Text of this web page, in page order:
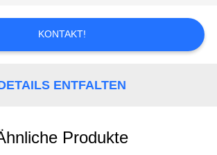
KONTAKT!
ENTFALTEN
Produkte